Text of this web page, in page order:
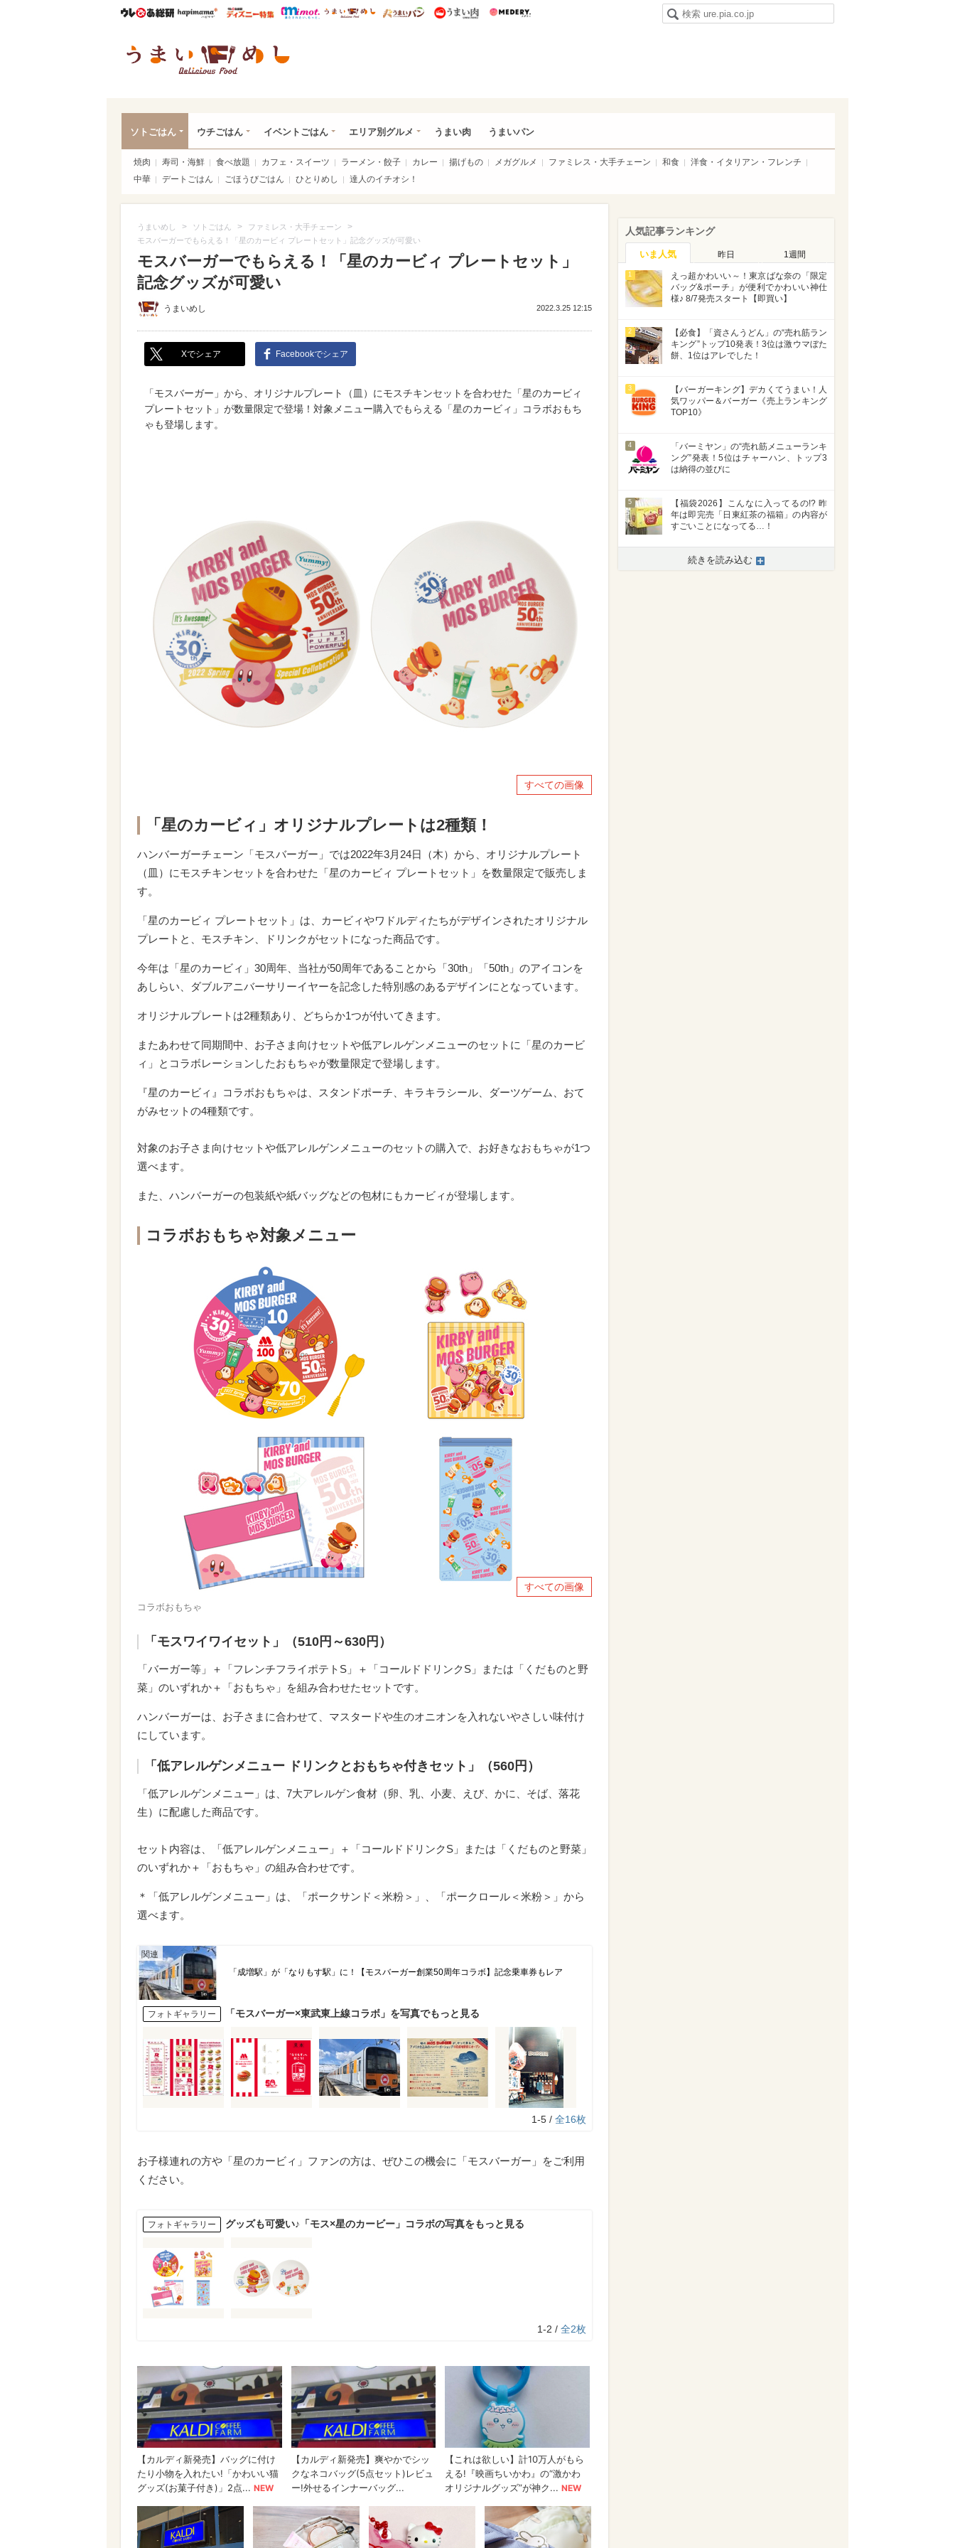
ウレぴあ総研ハピママ* ウレぴあ総研 ディズニー特集
mimot. うまいめし うまいパン うまい肉
ソトごはん ウチごはん イベントごはん エリア別グルメ うまい肉 うまいパン
焼肉 寿司・海鮮 食べ放題 カフェ・スイーツ ラーメン・餃子 カレー 揚げもの メガグルメ ファミレス・大手チェーン 和食
洋食・イタリアン・フレンチ
中華
デートごはん ごほうびごはん ひとりめし 達人のイチオシ！
うまいめし > ソトごはん > ファミレス・大手チェーン >
モスバーガーでもらえる！「星のカービィ プレートセット」記念グッズが可愛い
モスバーガーでもらえる！「星のカービィ プレートセット」
記念グッズが可愛い
うまいめし 2022.3.25 12:15
Xでシェア Facebookでシェア
「モスバーガー」から、オリジナルプレート（皿）にモスチキンセットを合わせた「星のカービィ
プレートセット」が数量限定で登場！対象メニュー購入でもらえる「星のカービィ」コラボおもち
ゃも登場します。
すべての画像
「星のカービィ」オリジナルプレートは2種類！
ハンバーガーチェーン「モスバーガー」では2022年3月24日（木）から、オリジナルプレート
（皿）にモスチキンセットを合わせた「星のカービィ プレートセット」を数量限定で販売しま
す。
「星のカービィ プレートセット」は、カービィやワドルディたちがデザインされたオリジナル
プレートと、モスチキン、ドリンクがセットになった商品です。
今年は「星のカービィ」30周年、当社が50周年であることから「30th」「50th」のアイコンを
あしらい、ダブルアニバーサリーイヤーを記念した特別感のあるデザインにとなっています。
オリジナルプレートは2種類あり、どちらか1つが付いてきます。
またあわせて同期間中、お子さま向けセットや低アレルゲンメニューのセットに「星のカービ
ィ」とコラボレーションしたおもちゃが数量限定で登場します。
『星のカービィ』コラボおもちゃは、スタンドポーチ、キラキラシール、ダーツゲーム、おて
がみセットの4種類です。
対象のお子さま向けセットや低アレルゲンメニューのセットの購入で、お好きなおもちゃが1つ
選べます。
また、ハンバーガーの包装紙や紙バッグなどの包材にもカービィが登場します。
コラボおもちゃ対象メニュー
すべての画像
コラボおもちゃ
「モスワイワイセット」（510円～630円）
「バーガー等」＋「フレンチフライポテトS」＋「コールドドリンクS」または「くだものと野
菜」のいずれか＋「おもちゃ」を組み合わせたセットです。
ハンバーガーは、お子さまに合わせて、マスタードや生のオニオンを入れないやさしい味付け
にしています。
「低アレルゲンメニュー ドリンクとおもちゃ付きセット」（560円）
「低アレルゲンメニュー」は、7大アレルゲン食材（卵、乳、小麦、えび、かに、そば、落花
生）に配慮した商品です。
セット内容は、「低アレルゲンメニュー」＋「コールドドリンクS」または「くだものと野菜」
のいずれか＋「おもちゃ」の組み合わせです。
＊「低アレルゲンメニュー」は、「ポークサンド＜米粉＞」、「ポークロール＜米粉＞」から
選べます。
「成増駅」が「なりもす駅」に！【モスバーガー創業50周年コラボ】記念乗車券もレア
フォトギャラリー 「モスバーガー×東武東上線コラボ」を写真でもっと見る
1-5 / 全16枚
お子様連れの方や「星のカービィ」ファンの方は、ぜひこの機会に「モスバーガー」をご利用
ください。
フォトギャラリー グッズも可愛い♪「モス×星のカービー」コラボの写真をもっと見る
1-2 / 全2枚
人気記事ランキング
いま人気 昨日 1週間
1
えっ超かわいい～！東京ばな奈の「限定
バッグ&ポーチ」が便利でかわいい神仕
様♪ 8/7発売スタート【即買い】
2
【必食】「資さんうどん」の“売れ筋ラン
キング”トップ10発表！3位は激ウマぼた
餅、1位はアレでした！
3
【バーガーキング】デカくてうまい！人
気ワッパー＆バーガー《売上ランキング
TOP10》
4
「バーミヤン」の“売れ筋メニューランキ
ング”発表！5位はチャーハン、トップ3
は納得の並びに
5
【福袋2026】こんなに入ってるの!? 昨
年は即完売「日東紅茶の福箱」の内容が
すごいことになってる…！
続きを読み込む